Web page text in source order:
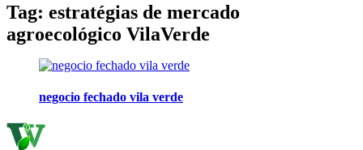
Tag: estratégias de mercado
agroecológico VilaVerde
negocio fechado vila verde